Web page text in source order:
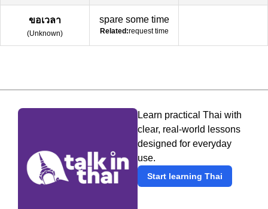
ขอเวลา
(Unknown)
spare some time
Related:request time
Learn practical Thai with
clear, real-world lessons
designed for everyday
use.
Start learning Thai